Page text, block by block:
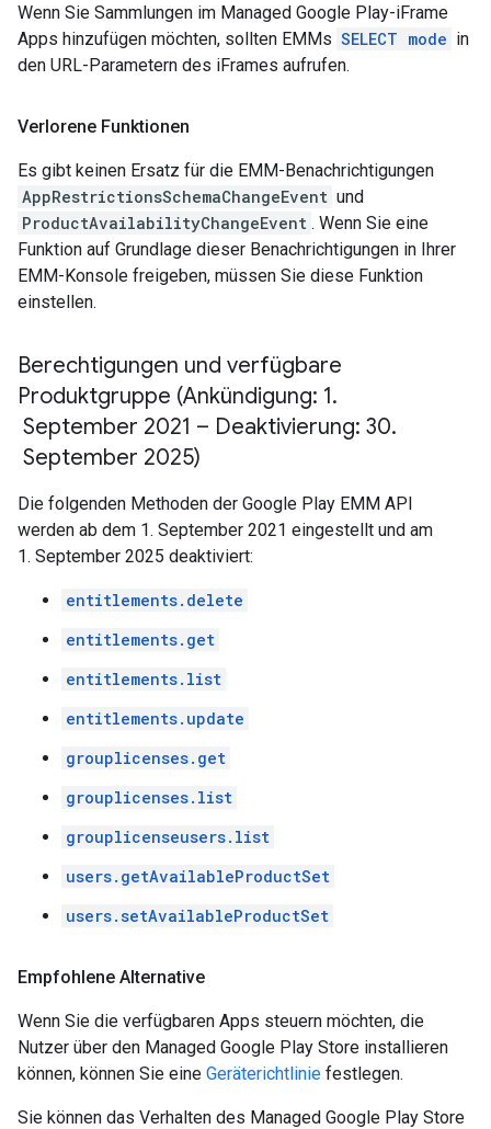
Wenn Sie Sammlungen im Managed Google Play-iFrame
Apps hinzufügen möchten, sollten EMMs SELECT mode in
den URL-Parametern des iFrames aufrufen.
Verlorene Funktionen
Es gibt keinen Ersatz für die EMM-Benachrichtigungen
AppRestrictionsSchemaChangeEvent und
ProductAvailabilityChangeEvent . Wenn Sie eine
Funktion auf Grundlage dieser Benachrichtigungen in Ihrer
EMM-Konsole freigeben, müssen Sie diese Funktion
einstellen.
Berechtigungen und verfügbare
Produktgruppe (Ankündigung: 1.
September 2021 – Deaktivierung: 30.
September 2025)
Die folgenden Methoden der Google Play EMM API
werden ab dem 1. September 2021 eingestellt und am
1. September 2025 deaktiviert:
entitlements.delete
entitlements.get
entitlements.list
entitlements.update
grouplicenses.get
grouplicenses.list
grouplicenseusers.list
users.getAvailableProductSet
users.setAvailableProductSet
Empfohlene Alternative
Wenn Sie die verfügbaren Apps steuern möchten, die
Nutzer über den Managed Google Play Store installieren
können, können Sie eine Geräterichtlinie festlegen.
Sie können das Verhalten des Managed Google Play Store